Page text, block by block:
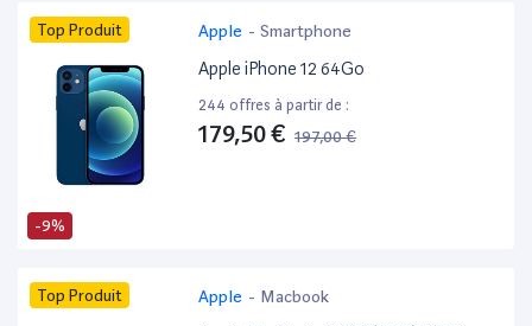
-9%
Top Produit Apple - Smartphone
Apple iPhone 12 64Go
244 offres à partir de :
179,50 € 197,00 €
Top Produit Apple - Macbook